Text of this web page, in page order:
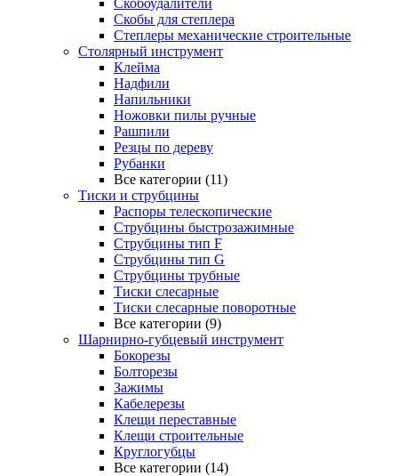
Скобоудалители
Скобы для степлера
Степлеры механические строительные
Столярный инструмент
Клейма
Надфили
Напильники
Ножовки пилы ручные
Рашпили
Резцы по дереву
Рубанки
Все категории (11)
Тиски и струбцины
Распоры телескопические
Струбцины быстрозажимные
Струбцины тип F
Струбцины тип G
Струбцины трубные
Тиски слесарные
Тиски слесарные поворотные
Все категории (9)
Шарнирно-губцевый инструмент
Бокорезы
Болторезы
Зажимы
Кабелерезы
Клещи переставные
Клещи строительные
Круглогубцы
Все категории (14)